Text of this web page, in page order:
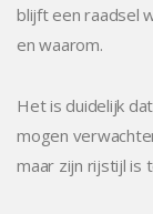
blijft een raadsel
en waarom.
Het is duidelijk
mogen
maar zijn rijstijl is